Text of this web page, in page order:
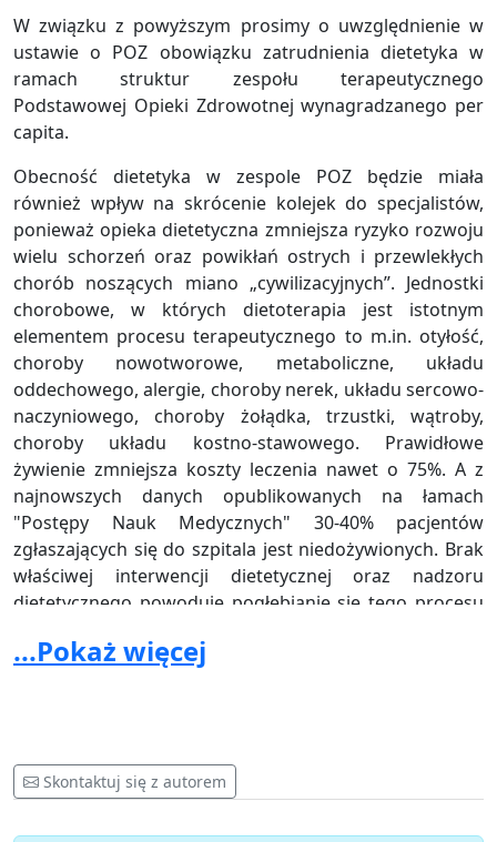
W związku z powyższym prosimy o uwzględnienie w
ustawie o POZ obowiązku zatrudnienia dietetyka w
ramach struktur zespołu terapeutycznego
Podstawowej Opieki Zdrowotnej wynagradzanego per
capita.
Obecność dietetyka w zespole POZ będzie miała
również wpływ na skrócenie kolejek do specjalistów,
ponieważ opieka dietetyczna zmniejsza ryzyko rozwoju
wielu schorzeń oraz powikłań ostrych i przewlekłych
chorób noszących miano „cywilizacyjnych”. Jednostki
chorobowe, w których dietoterapia jest istotnym
elementem procesu terapeutycznego to m.in. otyłość,
choroby nowotworowe, metaboliczne, układu
oddechowego, alergie, choroby nerek, układu sercowo-
naczyniowego, choroby żołądka, trzustki, wątroby,
choroby układu kostno-stawowego. Prawidłowe
żywienie zmniejsza koszty leczenia nawet o 75%. A z
najnowszych danych opublikowanych na łamach
"Postępy Nauk Medycznych" 30-40% pacjentów
zgłaszających się do szpitala jest niedożywionych. Brak
właściwej interwencji dietetycznej oraz nadzoru
dietetycznego powoduje pogłębianie się tego procesu
niektórych przypadkach uniemożliwiając powrót do
chorych prawidłowo odżywionych.
Ponadto coraz częściej zwraca się uwagę na istotną
rolę diety w terapii chorób autoimmunologicznych tj.
...Pokaż więcej
Skontaktuj się z autorem